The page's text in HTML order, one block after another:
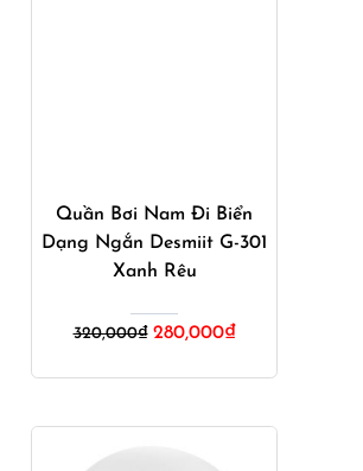
Quần Bơi Nam Đi Biển
Dạng Ngắn Desmiit G-301
Xanh Rêu
320,000₫ Giá
là:
280,000₫Giá
tại
280,000₫.